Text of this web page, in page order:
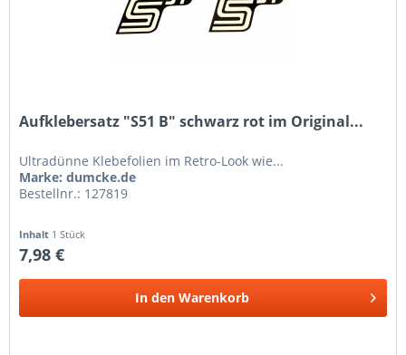
Aufklebersatz "S51 B" schwarz rot im Original...
Ultradünne Klebefolien im Retro-Look wie...
Marke: dumcke.de
Bestellnr.: 127819
Inhalt 1 Stück
7,98 €
In den Warenkorb